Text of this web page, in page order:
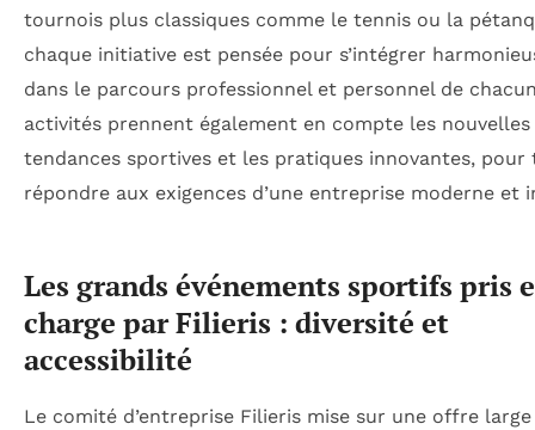
tournois plus classiques comme le tennis ou la
chaque initiative est pensée pour s’intégrer
dans le parcours professionnel et personnel de
activités prennent également en compte les nouvelles
tendances sportives et les pratiques innovantes, pour
répondre aux exigences d’une entreprise moderne et
Les grands événements sportifs pris
charge par Filieris : diversité et
accessibilité
Le comité d’entreprise Filieris mise sur une offre